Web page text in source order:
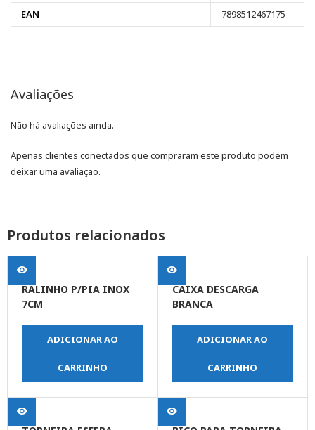
EAN
7898512467175
Avaliações
Não há avaliações ainda.
Apenas clientes conectados que compraram este produto podem
deixar uma avaliação.
Produtos relacionados
RALINHO P/PIA INOX
7CM
ADICIONAR AO
CARRINHO
CAIXA DESCARGA
BRANCA
ADICIONAR AO
CARRINHO